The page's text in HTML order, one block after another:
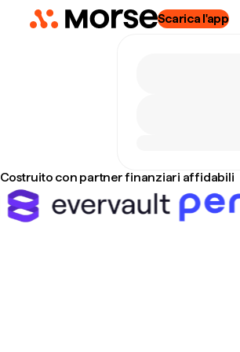
Scarica l'app
Costruito con partner finanziari affidabili